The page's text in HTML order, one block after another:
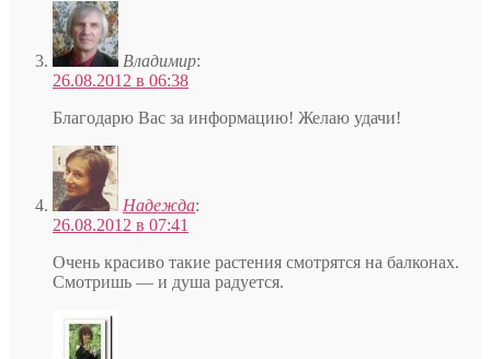
Владимир:
26.08.2012 в 06:38
Благодарю Вас за информацию! Желаю удачи!
Надежда:
26.08.2012 в 07:41
Очень красиво такие растения смотрятся на балконах.
Смотришь — и душа радуется.